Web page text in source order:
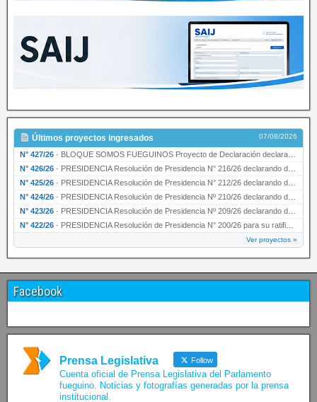
Últimos proyectos ingresados 07/08/2026
N° 427/26 · BLOQUE SOMOS FUEGUINOS Proyecto de Declaración declarando de interés provincial PRESIDENCI…
N° 426/26 · PRESIDENCIA Resolución de Presidencia N° 216/26 declarando de interés provincial la labor …
N° 425/26 · PRESIDENCIA Resolución de Presidencia N° 212/26 declarando de interés provincial el “50° A…
N° 424/26 · PRESIDENCIA Resolución de Presidencia Nº 210/26 declarando de interés provincial el proyec…
N° 423/26 · PRESIDENCIA Resolución de Presidencia Nº 209/26 declarando de interés provincial la presen…
N° 422/26 · PRESIDENCIA Resolución de Presidencia N° 200/26 para su ratificación.
Ver proyectos »
Facebook
Prensa Legislativa Follow
Cuenta oficial de Prensa Legislativa del Parlamento
fueguino. Noticias y fotografías generadas por la prensa
institucional.